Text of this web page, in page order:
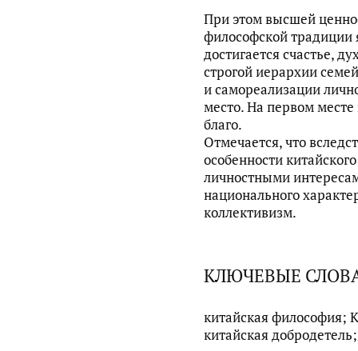
При этом высшей
философской традиции
достигается счастье,
строгой иерархии
и самореализации
место. На первом
благо.
Отмечается, что
особенности
личностными
национального
коллективизм.
КЛЮЧЕВЫЕ
китайская философия;
китайская